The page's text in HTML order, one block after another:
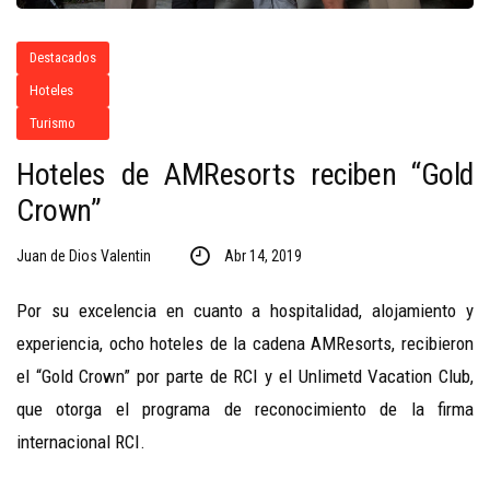
Destacados
Hoteles
Turismo
Hoteles de AMResorts reciben “Gold
Crown”
Juan de Dios Valentin Abr 14, 2019
Por su excelencia en cuanto a hospitalidad, alojamiento y
experiencia, ocho hoteles de la cadena AMResorts, recibieron
el “Gold Crown” por parte de RCI y el Unlimetd Vacation Club,
que otorga el programa de reconocimiento de la firma
internacional RCI.